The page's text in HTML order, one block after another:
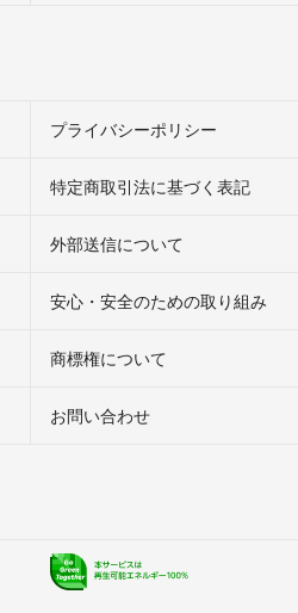
プライバシーポリシー
特定商取引法に基づく表記
外部送信について
安心・安全のための取り組み
商標権について
お問い合わせ